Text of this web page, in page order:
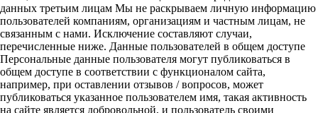
данных третьим лицам Мы не раскрываем личную информацию
пользователей компаниям, организациям и частным лицам, не
связанным с нами. Исключение составляют случаи,
перечисленные ниже. Данные пользователей в общем доступе
Персональные данные пользователя могут публиковаться в
общем доступе в соответствии с функционалом сайта,
например, при оставлении отзывов / вопросов, может
публиковаться указанное пользователем имя, такая активность
на сайте является добровольной, и пользователь своими